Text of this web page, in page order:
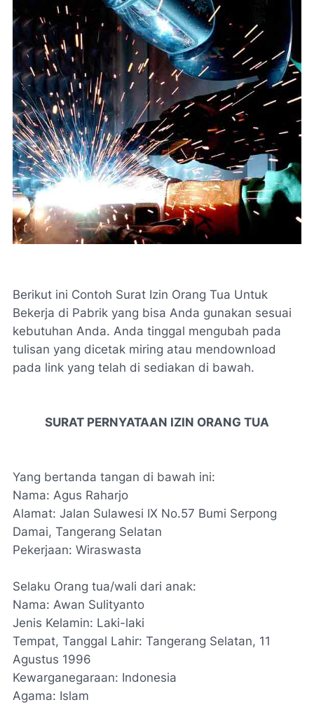
Berikut ini Contoh Surat Izin Orang Tua Untuk
Bekerja di Pabrik yang bisa Anda gunakan sesuai
kebutuhan Anda. Anda tinggal mengubah pada
tulisan yang dicetak miring atau mendownload
pada link yang telah di sediakan di bawah.
SURAT PERNYATAAN IZIN ORANG TUA
Yang bertanda tangan di bawah ini:
Nama: Agus Raharjo
Alamat: Jalan Sulawesi IX No.57 Bumi Serpong
Damai, Tangerang Selatan
Pekerjaan: Wiraswasta
Selaku Orang tua/wali dari anak:
Nama: Awan Sulityanto
Jenis Kelamin: Laki-laki
Tempat, Tanggal Lahir: Tangerang Selatan, 11
Agustus 1996
Kewarganegaraan: Indonesia
Agama: Islam